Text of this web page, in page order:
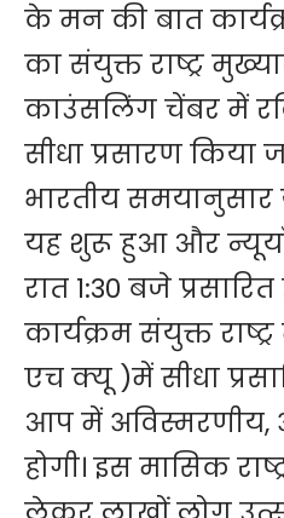
के मन की बात
का संयुक्त राष्ट्र
काउंसलिंग चेंबर में
सीधा प्रसारण किया
भारतीय समयानुसार
यह शुरू हुआ और
रात 1:30 बजे प्रसारित
कार्यक्रम संयुक्त
एच क्यू )में सीधा
आप में अविस्मरणीय,
होगी। इस मासिक